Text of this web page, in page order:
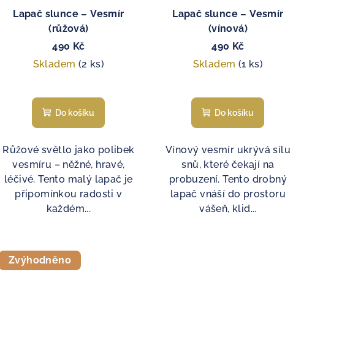
Lapač slunce – Vesmír
(růžová)
490 Kč
Skladem (2 ks)
Do košíku
Růžové světlo jako polibek
vesmíru – něžné, hravé,
léčivé. Tento malý lapač je
připomínkou radosti v
každém...
Lapač slunce – Vesmír
(vínová)
490 Kč
Skladem (1 ks)
Do košíku
Vínový vesmír ukrývá sílu
snů, které čekají na
probuzení. Tento drobný
lapač vnáší do prostoru
vášeň, klid...
Zvýhodněno